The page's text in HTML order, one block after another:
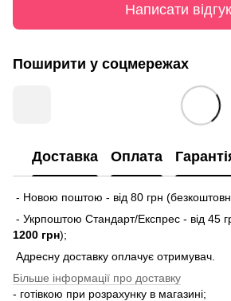
Написати відгук
Поширити у соцмережах
Доставка Оплата
- Новою поштою - від 80 грн
- Укрпоштою Стандарт/Експрес - від 45
1200 грн);
Адресну доставку оплачує отримувач.
Більше інформації про доставку
- готівкою при розрахунку в магазині;